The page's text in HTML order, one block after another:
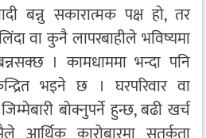
बन्नु सकारात्मक पक्ष हो, तर
वा कुनै लापरबाहीले भविष्यमा
। कामधाममा भन्दा पनि
भइने छ । घरपरिवार वा
बोक्नुपर्ने हुन्छ, बढी खर्च